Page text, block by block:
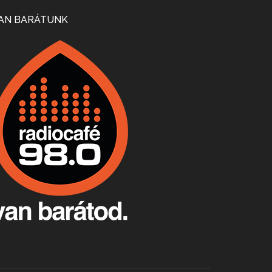
Apr 24, 2026 • 00:38:10
Villány, kékfrankos, Jackfall
Apr 17, 2026 • 00:35:38
Apr 9, 2026 • 00:37:17
BARÁTUNK